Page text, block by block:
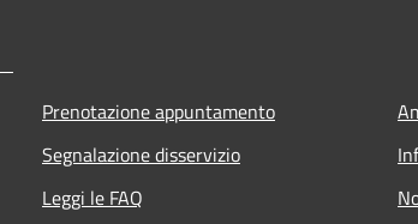
Prenotazione appuntamento
Segnalazione disservizio
Leggi le FAQ